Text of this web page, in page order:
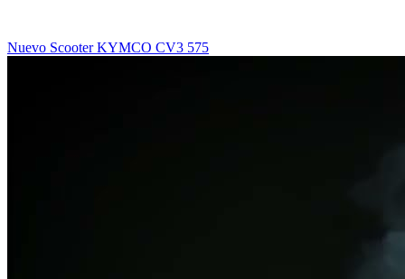
Nuevo Scooter KYMCO CV3 575